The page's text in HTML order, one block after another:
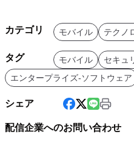
カテゴリ モバイル テクノ
タグ モバイル
セキュ
エンタープライズ-ソフトウェア
シェア
配信企業へのお問い合わせ